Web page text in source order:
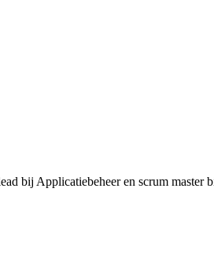
bij Applicatiebeheer en scrum master